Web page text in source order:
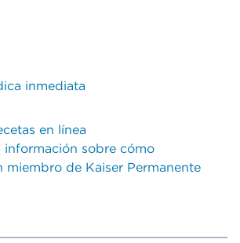
inmediata
en línea
información sobre cómo
miembro de Kaiser Permanente